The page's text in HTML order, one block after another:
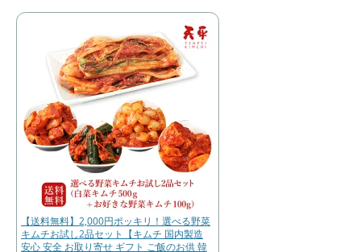
【送料無料】2,000円ポッキリ！選べる野菜
キムチお試し2品セット【キムチ 国内製造
安心 安全 お取り寄せ ギフト ご飯のお供 韓